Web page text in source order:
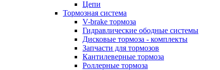
Цепи
Тормозная система
V-brake тормоза
Гидравлические ободные системы
Дисковые тормоза - комплекты
Запчасти для тормозов
Кантилеверные тормоза
Роллерные тормоза